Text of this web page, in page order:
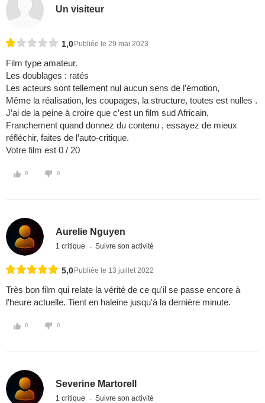
Un visiteur
1,0 Publiée le 29 mai 2023
Film type amateur.
Les doublages : ratés
Les acteurs sont tellement nul aucun sens de l’émotion,
Même la réalisation, les coupages, la structure, toutes est nulles .
J’ai de la peine à croire que c’est un film sud Africain,
Franchement quand donnez du contenu , essayez de mieux
réfléchir, faites de l’auto-critique.
Votre film est 0 / 20
0 0
Aurelie Nguyen
1 critique Suivre son activité
5,0 Publiée le 13 juillet 2022
Très bon film qui relate la vérité de ce qu'il se passe encore à
l'heure actuelle. Tient en haleine jusqu'à la dernière minute.
0 0
Severine Martorell
1 critique Suivre son activité